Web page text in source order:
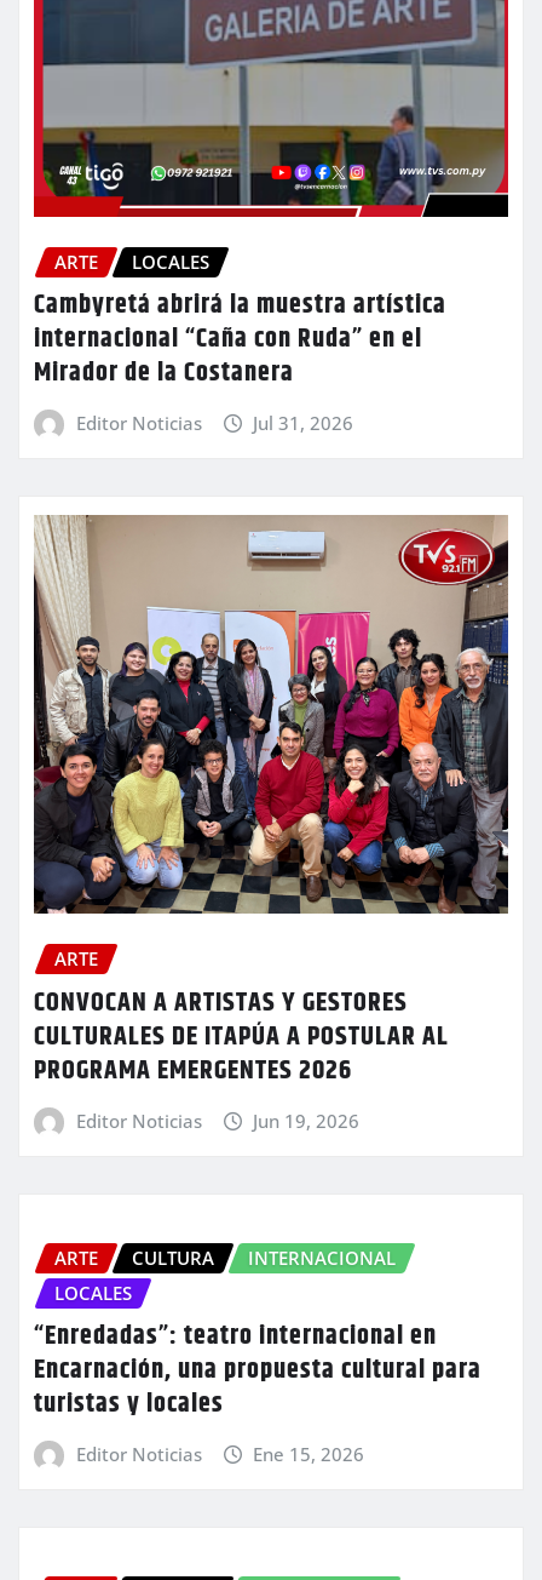
ARTE LOCALES
Cambyretá abrirá la muestra artística
internacional “Caña con Ruda” en el
Mirador de la Costanera
Editor Noticias Jul 31, 2026
ARTE
CONVOCAN A ARTISTAS Y GESTORES
CULTURALES DE ITAPÚA A POSTULAR AL
PROGRAMA EMERGENTES 2026
Editor Noticias Jun 19, 2026
ARTE CULTURA
INTERNACIONAL
LOCALES
“Enredadas”: teatro internacional en
Encarnación, una propuesta cultural para
turistas y locales
Editor Noticias Ene 15, 2026